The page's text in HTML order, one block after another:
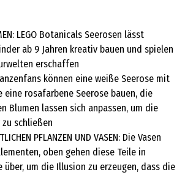
LEGO Botanicals Seerosen lässt
ab 9 Jahren kreativ bauen und spielen
erschaffen
können eine weiße Seerose mit
eine rosafarbene Seerose bauen, die
Blumen lassen sich anpassen, um die
schließen
PFLANZEN UND VASEN: Die Vasen
oben gehen diese Teile in
über, um die Illusion zu erzeugen, dass die